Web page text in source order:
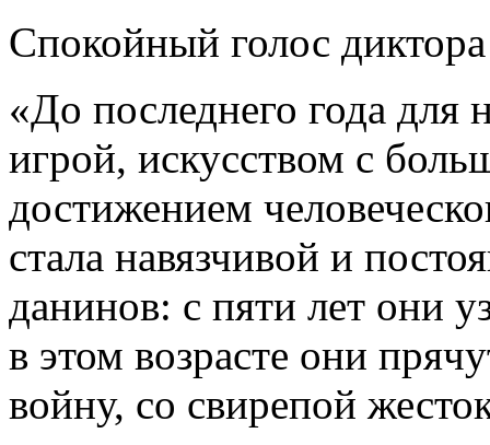
Спокойный голос диктора
«До последнего года для
игрой, искусством с
достижением
стала навязчивой и
данинов: с пяти лет они
в этом возрасте они
войну, со свирепой